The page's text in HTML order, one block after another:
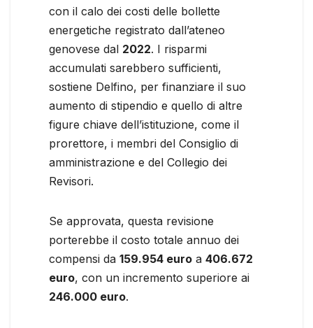
con il calo dei costi delle bollette
energetiche registrato dall’ateneo
genovese dal 2022. I risparmi
accumulati sarebbero sufficienti,
sostiene Delfino, per finanziare il suo
aumento di stipendio e quello di altre
figure chiave dell’istituzione, come il
prorettore, i membri del Consiglio di
amministrazione e del Collegio dei
Revisori.
Se approvata, questa revisione
porterebbe il costo totale annuo dei
compensi da 159.954 euro a 406.672
euro, con un incremento superiore ai
246.000 euro.